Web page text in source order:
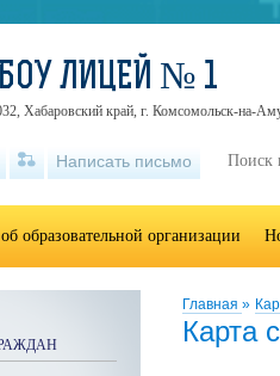
Главная »
Карта
ЛИЦЕЙ № 1
Хабаровский край, г. Комсомольск-на-
Написать письмо
образовательной организации